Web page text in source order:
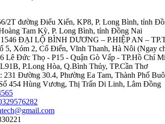
2T đường Điểu Xiển, KP8, P. Long Bình, tỉnh
Tam Kỳ, P. Long Bình, tỉnh Đồng Nai
1546 ĐẠI LỘ BÌNH DƯƠNG – P.HIỆP AN –
5, Xóm 2, Cổ Điển, Vĩnh Thanh, Hà Nôi (Ngay
Lê Đức Thọ - P15 - Quận Gò Vấp - TP.Hồ Chí
P.Long Hòa, Q.Bình Thủy, TP.Cần Thơ
231 Đường 30.4, Phường Ea Tam, Thành Phố
454 Hùng Vương, Thị Trấn Di Linh, Lâm Đồng